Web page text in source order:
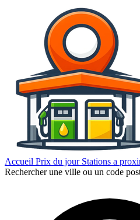
Accueil Prix du jour Stations a
Rechercher une ville ou un code